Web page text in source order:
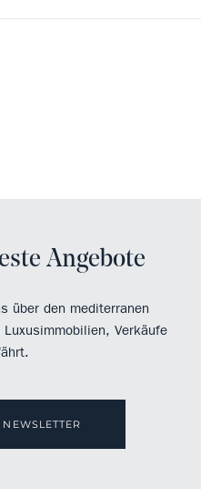
Angebote
über den mediterranen
Verkäufe